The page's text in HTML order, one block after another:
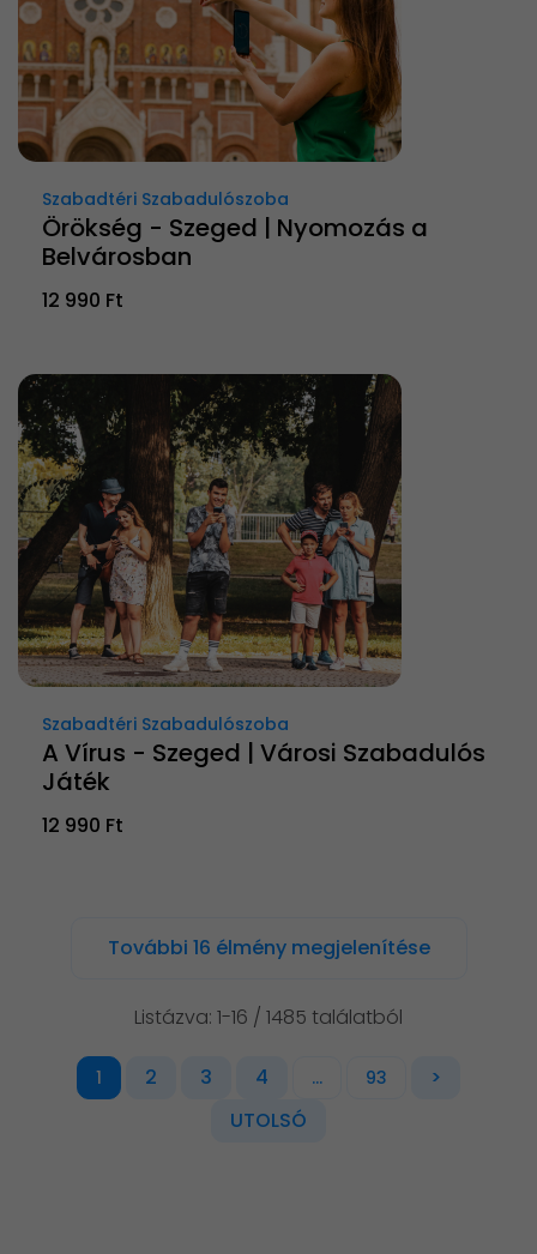
Szabadtéri Szabadulószoba
Örökség - Szeged | Nyomozás a
Belvárosban
12 990 Ft
Szabadtéri Szabadulószoba
A Vírus - Szeged | Városi Szabadulós
Játék
12 990 Ft
További 16 élmény megjelenítése
Listázva: 1-16 / 1485 találatból
1 2 3 4 ... 93
>
UTOLSÓ